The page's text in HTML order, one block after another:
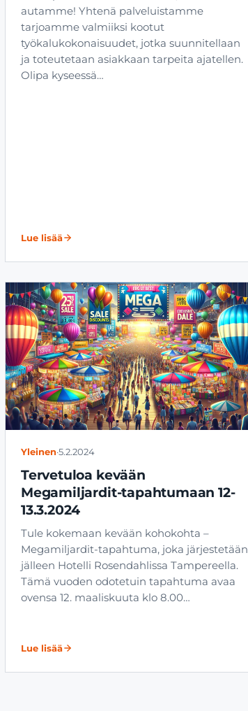
autamme! Yhtenä palveluistamme
tarjoamme valmiiksi kootut
työkalukokonaisuudet, jotka suunnitellaan
ja toteutetaan asiakkaan tarpeita ajatellen.
Olipa kyseessä…
Lue lisää
Yleinen·5.2.2024
Tervetuloa kevään
Megamiljardit-tapahtumaan 12-
13.3.2024
Tule kokemaan kevään kohokohta –
Megamiljardit-tapahtuma, joka järjestetään
jälleen Hotelli Rosendahlissa Tampereella.
Tämä vuoden odotetuin tapahtuma avaa
ovensa 12. maaliskuuta klo 8.00…
Lue lisää